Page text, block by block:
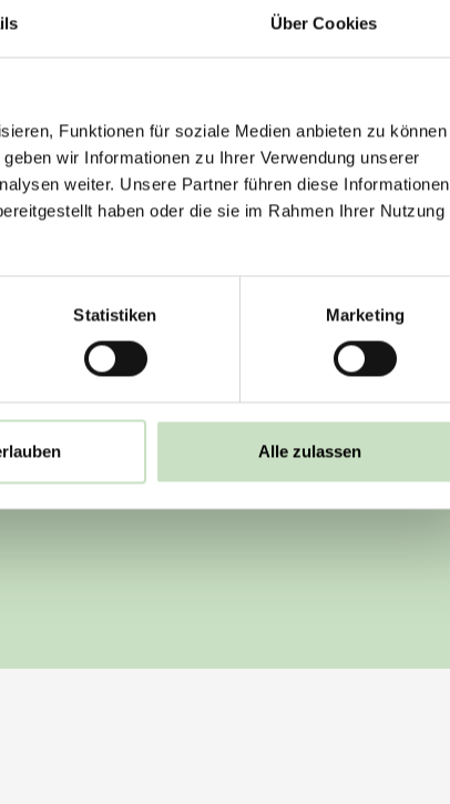
Über Cookies
Funktionen für soziale Medien anbieten zu können
wir Informationen zu Ihrer Verwendung unserer
weiter. Unsere Partner führen diese Informationen
haben oder die sie im Rahmen Ihrer Nutzung
Statistiken Marketing
Alle zulassen